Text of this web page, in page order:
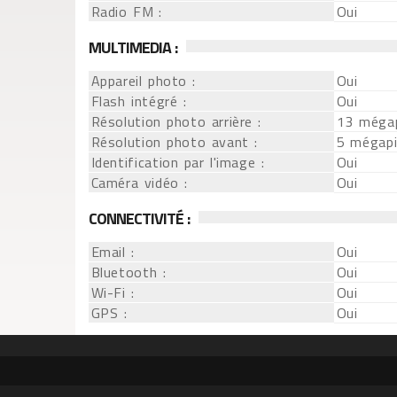
Radio FM :
Oui
MULTIMEDIA :
Appareil photo :
Oui
Flash intégré :
Oui
Résolution photo arrière :
13
Résolution photo avant :
5
Identification par l'image :
Oui
Caméra vidéo :
Oui
CONNECTIVITÉ :
Email :
Oui
Bluetooth :
Oui
Wi-Fi :
Oui
GPS :
Oui